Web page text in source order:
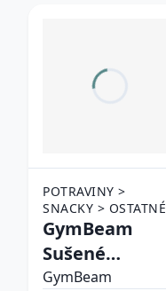
POTRAVINY >
SNACKY > OSTATNÉ
SNACKY
GymBeam
Sušené
paradajky
GymBeam